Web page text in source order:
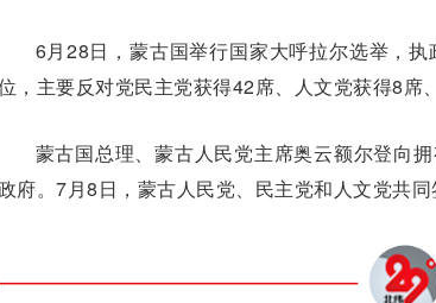
6月28日，蒙古国举行国家大呼拉尔选举，
，主要反对党民主党获得42席、人文党获得8席
蒙古国总理、蒙古人民党主席奥云额尔登向
府。7月8日，蒙古人民党、民主党和人文党共同